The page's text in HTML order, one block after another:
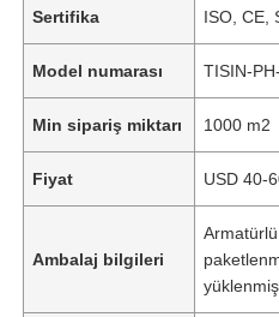
Sertifika ISO, CE,
Model numarası TISIN-
Min sipariş miktarı 1000 m2
Fiyat USD 40-
Ambalaj bilgileri